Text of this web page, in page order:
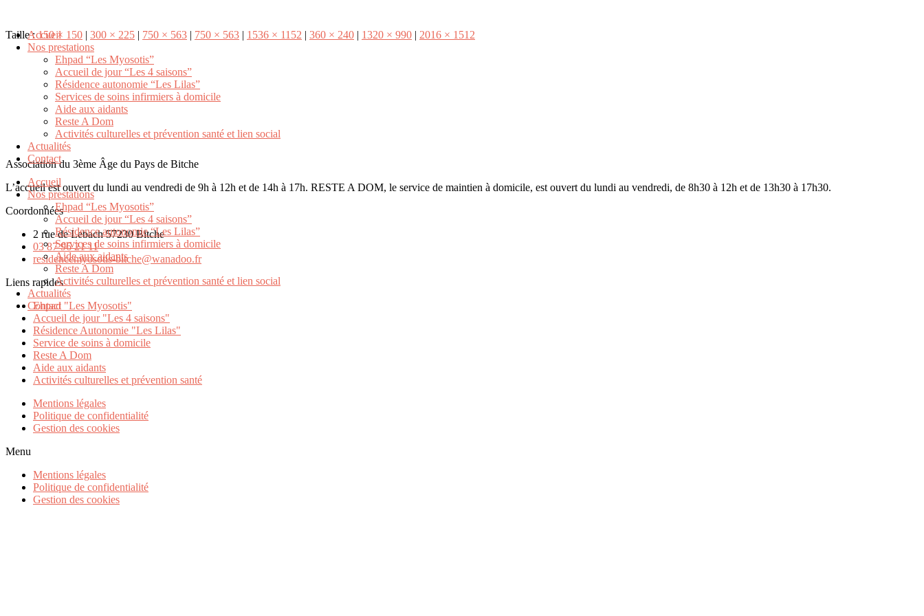
Accueil
Nos prestations
Ehpad “Les Myosotis”
Accueil de jour “Les 4 saisons”
Résidence autonomie “Les Lilas”
Services de soins infirmiers à domicile
Aide aux aidants
Reste A Dom
Activités culturelles et prévention santé et lien social
Actualités
Contact
Accueil
Nos prestations
Ehpad “Les Myosotis”
Accueil de jour “Les 4 saisons”
Résidence autonomie “Les Lilas”
Services de soins infirmiers à domicile
Aide aux aidants
Reste A Dom
Activités culturelles et prévention santé et lien social
Actualités
Contact
Taille :150 × 150 | 300 × 225 | 750 × 563 | 750 × 563 | 1536 × 1152 | 360 × 240 | 1320 × 990 | 2016 × 1512
Association du 3ème Âge du Pays de Bitche
L’accueil est ouvert du lundi au vendredi de 9h à 12h et de 14h à 17h. RESTE A DOM, le service de maintien à domicile, est ouvert du lundi au vendredi, de 8h30 à 12h et de 13h30 à 17h30.
Coordonnées
2 rue de Lebach 57230 Bitche
03 87 96 21 11
residencemyosotis-bitche@wanadoo.fr
Liens rapides
Ehpad "Les Myosotis"
Accueil de jour "Les 4 saisons"
Résidence Autonomie "Les Lilas"
Service de soins à domicile
Reste A Dom
Aide aux aidants
Activités culturelles et prévention santé
Mentions légales
Politique de confidentialité
Gestion des cookies
Menu
Mentions légales
Politique de confidentialité
Gestion des cookies